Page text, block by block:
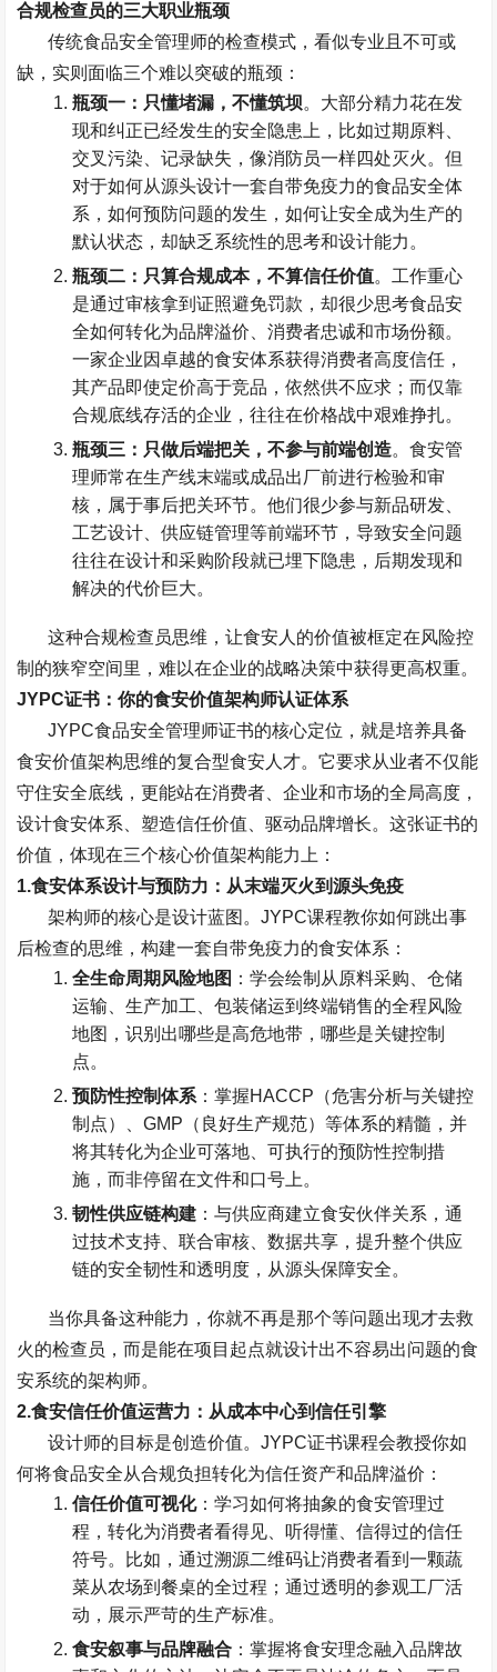
合规检查员的三大职业瓶颈
传统食品安全管理师的检查模式，看似专业且不可或
缺，实则面临三个难以突破的瓶颈：
瓶颈一：只懂堵漏，不懂筑坝。大部分精力花在发
现和纠正已经发生的安全隐患上，比如过期原料、
交叉污染、记录缺失，像消防员一样四处灭火。但
对于如何从源头设计一套自带免疫力的食品安全体
系，如何预防问题的发生，如何让安全成为生产的
默认状态，却缺乏系统性的思考和设计能力。
瓶颈二：只算合规成本，不算信任价值。工作重心
是通过审核拿到证照避免罚款，却很少思考食品安
全如何转化为品牌溢价、消费者忠诚和市场份额。
一家企业因卓越的食安体系获得消费者高度信任，
其产品即使定价高于竞品，依然供不应求；而仅靠
合规底线存活的企业，往往在价格战中艰难挣扎。
瓶颈三：只做后端把关，不参与前端创造。食安管
理师常在生产线末端或成品出厂前进行检验和审
核，属于事后把关环节。他们很少参与新品研发、
工艺设计、供应链管理等前端环节，导致安全问题
往往在设计和采购阶段就已埋下隐患，后期发现和
解决的代价巨大。
这种合规检查员思维，让食安人的价值被框定在风险控
制的狭窄空间里，难以在企业的战略决策中获得更高权重。
JYPC证书：你的食安价值架构师认证体系
JYPC食品安全管理师证书的核心定位，就是培养具备
食安价值架构思维的复合型食安人才。它要求从业者不仅能
守住安全底线，更能站在消费者、企业和市场的全局高度，
设计食安体系、塑造信任价值、驱动品牌增长。这张证书的
价值，体现在三个核心价值架构能力上：
1.食安体系设计与预防力：从末端灭火到源头免疫
架构师的核心是设计蓝图。JYPC课程教你如何跳出事
后检查的思维，构建一套自带免疫力的食安体系：
全生命周期风险地图 ：学会绘制从原料采购、仓储
运输、生产加工、包装储运到终端销售的全程风险
地图，识别出哪些是高危地带，哪些是关键控制
点。
预防性控制体系 ：掌握HACCP （危害分析与关键控
制点）、GMP （良好生产规范）等体系的精髓，并
将其转化为企业可落地、可执行的预防性控制措
施，而非停留在文件和口号上。
韧性供应链构建 ：与供应商建立食安伙伴关系，通
过技术支持、联合审核、数据共享，提升整个供应
链的安全韧性和透明度，从源头保障安全。
当你具备这种能力，你就不再是那个等问题出现才去救
火的检查员，而是能在项目起点就设计出不容易出问题的食
安系统的架构师。
2.食安信任价值运营力：从成本中心到信任引擎
设计师的目标是创造价值。JYPC证书课程会教授你如
何将食品安全从合规负担转化为信任资产和品牌溢价：
信任价值可视化：学习如何将抽象的食安管理过
程，转化为消费者看得见、听得懂、信得过的信任
符号。比如，通过溯源二维码让消费者看到一颗蔬
菜从农场到餐桌的全过程；通过透明的参观工厂活
动，展示严苛的生产标准。
食安叙事与品牌融合 ：掌握将食安理念融入品牌故